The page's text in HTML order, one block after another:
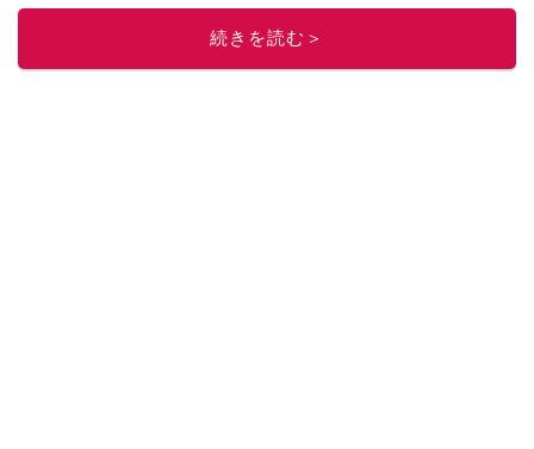
ニュースでフォロー
続きを読む＞